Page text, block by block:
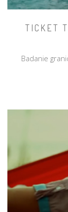
TICKET
Badanie